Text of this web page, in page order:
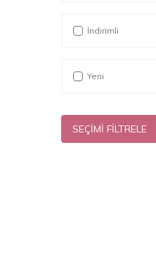
İndirimli
Yeni
SEÇIMI FILTRELE